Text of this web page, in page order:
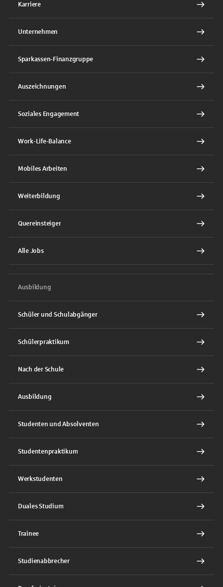
Karriere
Unternehmen
Sparkassen-Finanzgruppe
Auszeichnungen
Soziales Engagement
Work-Life-Balance
Mobiles Arbeiten
Weiterbildung
Quereinsteiger
Alle Jobs
Ausbildung
Schüler und Schulabgänger
Schülerpraktikum
Nach der Schule
Ausbildung
Studenten und Absolventen
Studentenpraktikum
Werkstudenten
Duales Studium
Trainee
Studienabbrecher